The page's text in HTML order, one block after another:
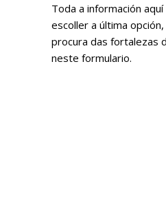
Toda a información aquí
escoller a última
procura das fortalezas
neste formulario.